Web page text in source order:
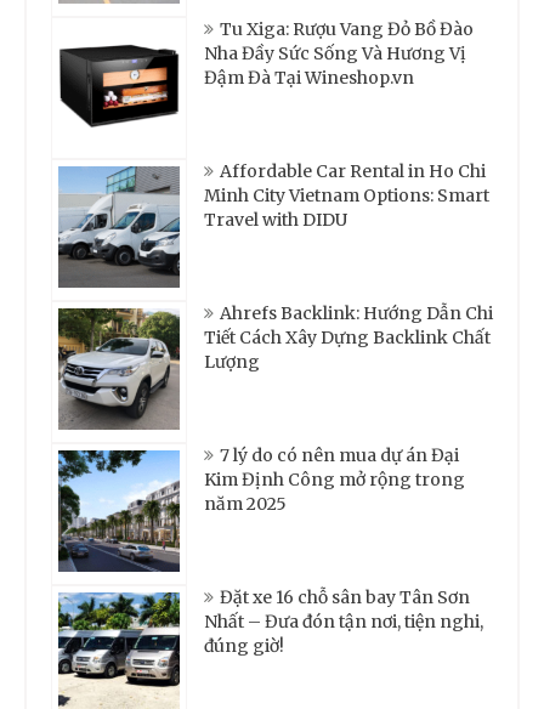
Tu Xiga: Rượu Vang Đỏ Bồ Đào
Nha Đầy Sức Sống Và Hương Vị
Đậm Đà Tại Wineshop.vn
Affordable Car Rental in Ho Chi
Minh City Vietnam Options: Smart
Travel with DIDU
Ahrefs Backlink: Hướng Dẫn Chi
Tiết Cách Xây Dựng Backlink Chất
Lượng
7 lý do có nên mua dự án Đại
Kim Định Công mở rộng trong
năm 2025
Đặt xe 16 chỗ sân bay Tân Sơn
Nhất – Đưa đón tận nơi, tiện nghi,
đúng giờ!